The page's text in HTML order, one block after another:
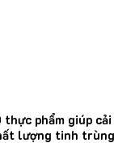
thực phẩm giúp
lượng tinh trùng